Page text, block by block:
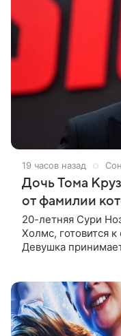
19 часов назад
Дочь Тома
от фамилии
20-летняя Сури
Холмс, готовится
Девушка